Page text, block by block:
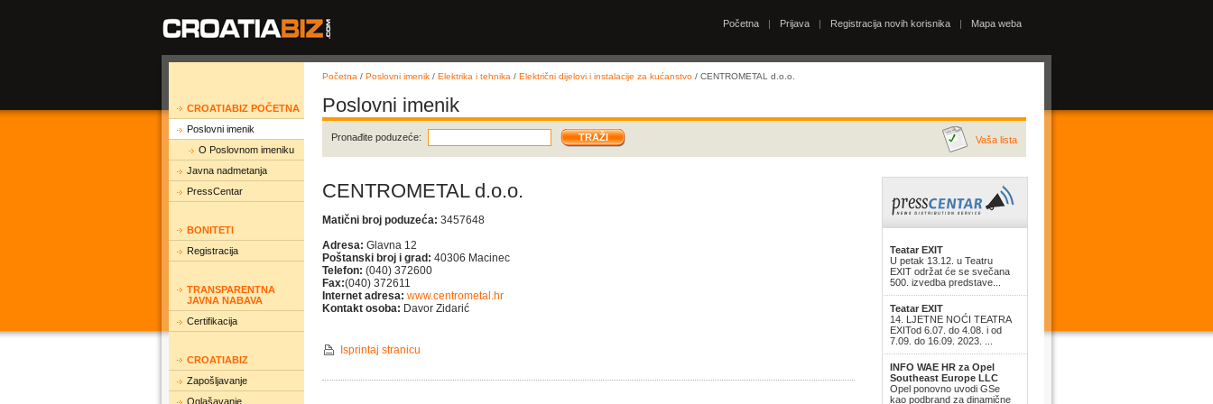
Početna | Prijava | Registracija novih korisnika | Mapa weba
CROATIABIZ POČETNA
Poslovni imenik
O Poslovnom imeniku
Javna nadmetanja
PressCentar
BONITETI
Registracija
TRANSPARENTNA
JAVNA NABAVA
Certifikacija
CROATIABIZ
Zapošljavanje
Oglašavanje
Početna / Poslovni imenik / Elektrika i tehnika / Električni dijelovi i instalacije za kućanstvo / CENTROMETAL d.o.o.
Poslovni imenik
Pronađite poduzeće: Vaša lista
CENTROMETAL d.o.o.
Matični broj poduzeća: 3457648
Adresa: Glavna 12
Poštanski broj i grad: 40306 Macinec
Telefon: (040) 372600
Fax:(040) 372611
Internet adresa: www.centrometal.hr
Kontakt osoba: Davor Zidarić
Isprintaj stranicu
Teatar EXIT
U petak 13.12. u Teatru
EXIT održat će se svečana
500. izvedba predstave...
Teatar EXIT
14. LJETNE NOĆI TEATRA
EXITod 6.07. do 4.08. i od
7.09. do 16.09. 2023. ...
INFO WAE HR za Opel
Southeast Europe LLC
Opel ponovno uvodi GSe
kao podbrand za dinamične